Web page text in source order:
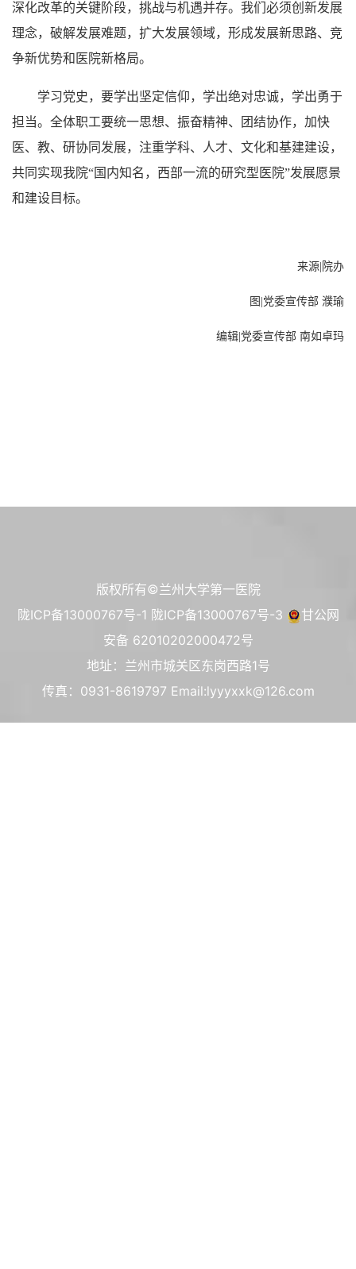
深化改革的关键阶段，挑战与机遇并存。我们必须创新发展
理念，破解发展难题，扩大发展领域，形成发展新思路、竞
争新优势和医院新格局。
学习党史，要学出坚定信仰，学出绝对忠诚，学出勇于
担当。全体职工要统一思想、振奋精神、团结协作，加快
医、教、研协同发展，注重学科、人才、文化和基建建设，
共同实现我院“国内知名，西部一流的研究型医院”发展愿景
和建设目标。
来源|院办
图|党委宣传部 濮瑜
编辑|党委宣传部 南如卓玛
版权所有©兰州大学第一医院
陇ICP备13000767号-1 陇ICP备13000767号-3
甘公网
安备 62010202000472号
地址：兰州市城关区东岗西路1号
传真：0931-8619797 Email:lyyyxxk@126.com